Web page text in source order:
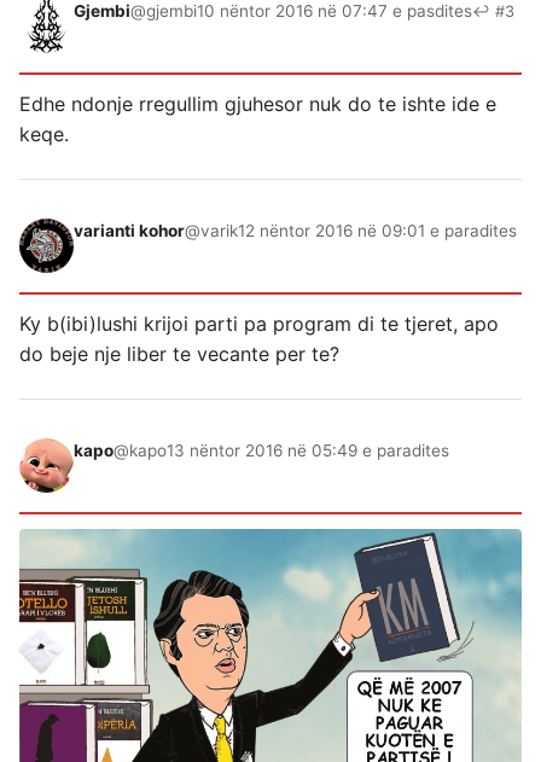
Gjembi@gjembi10 nëntor 2016 në 07:47 e pasdites↩ #3
Edhe ndonje rregullim gjuhesor nuk do te ishte ide e
keqe.
varianti kohor@varik12 nëntor 2016 në 09:01 e paradites
Ky b(ibi)lushi krijoi parti pa program di te tjeret, apo
do beje nje liber te vecante per te?
kapo@kapo13 nëntor 2016 në 05:49 e paradites